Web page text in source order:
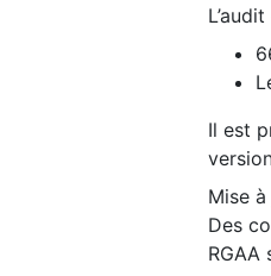
Il est
Mise
Des